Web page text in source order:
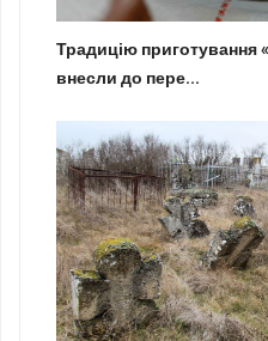
Традицію приготування
внесли до пере...